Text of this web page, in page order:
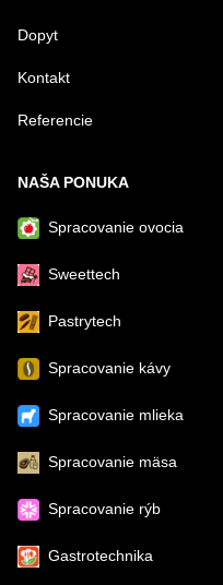
Dopyt
Kontakt
Referencie
NAŠA PONUKA
Spracovanie ovocia
Sweettech
Pastrytech
Spracovanie kávy
Spracovanie mlieka
Spracovanie mäsa
Spracovanie rýb
Gastrotechnika